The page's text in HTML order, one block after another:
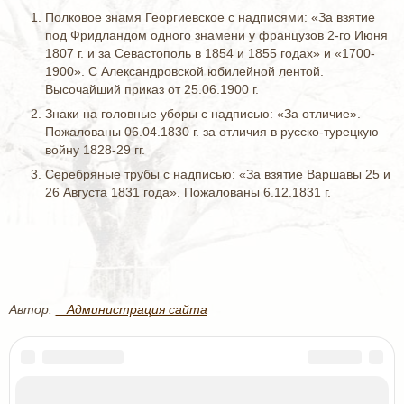
Полковое знамя Георгиевское с надписями: «За взятие
под Фридландом одного знамени у французов 2-го Июня
1807 г. и за Севастополь в 1854 и 1855 годах» и «1700-
1900». С Александровской юбилейной лентой.
Высочайший приказ от 25.06.1900 г.
Знаки на головные уборы с надписью: «За отличие».
Пожалованы 06.04.1830 г. за отличия в русско-турецкую
войну 1828-29 гг.
Серебряные трубы с надписью: «За взятие Варшавы 25 и
26 Августа 1831 года». Пожалованы 6.12.1831 г.
Автор: _ Администрация сайта